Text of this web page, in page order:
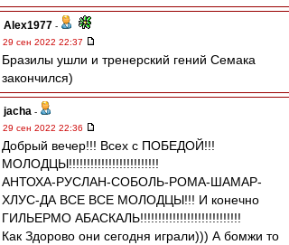
Alex1977 -
29 сен 2022 22:37
Бразилы ушли и тренерский гений Семака
закончился)
jacha -
29 сен 2022 22:36
Добрый вечер!!! Всех с ПОБЕДОЙ!!!
МОЛОДЦЫ!!!!!!!!!!!!!!!!!!!!!!!!!
АНТОХА-РУСЛАН-СОБОЛЬ-РОМА-ШАМАР-
ХЛУС-ДА ВСЕ ВСЕ МОЛОДЦЫ!!! И конечно
ГИЛЬЕРМО АБАСКАЛЬ!!!!!!!!!!!!!!!!!!!!!!!!!!!!
Как Здорово они сегодня играли))) А бомжи то